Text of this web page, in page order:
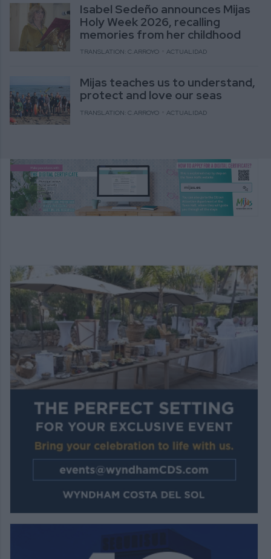
Isabel Sedeño announces Mijas
Holy Week 2026, recalling
memories from her childhood
TRANSLATION: C.ARROYO ACTUALIDAD
Mijas teaches us to understand,
protect and love our seas
TRANSLATION: C.ARROYO ACTUALIDAD